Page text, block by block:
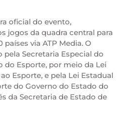
oficial do evento,
jogos da quadra central para
países via ATP Media. O
Secretaria Especial do
do Esporte, por meio da Lei
Esporte, e pela Lei Estadual
do Governo do Estado do
da Secretaria de Estado de